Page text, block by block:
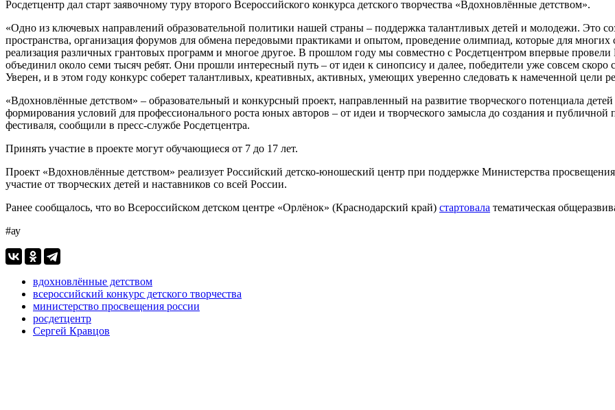
Росдетцентр дал старт заявочному туру второго Всероссийского конкурса детского творчества «Вдохновлённые детством».
«Одно из ключевых направлений образовательной политики нашей страны – поддержка талантливых детей и молодежи. Это
пространства, организация форумов для обмена передовыми практиками и опытом, проведение олимпиад, которые для многих
реализация различных грантовых программ и многое другое. В прошлом году мы совместно с Росдетцентром впервые
объединил около семи тысяч ребят. Они прошли интересный путь – от идеи к синопсису и далее, победители уже совсем
Уверен, и в этом году конкурс соберет талантливых, креативных, активных, умеющих уверенно следовать к намеченной цели
«Вдохновлённые детством» – образовательный и конкурсный проект, направленный на развитие творческого потенциала
формирования условий для профессионального роста юных авторов – от идеи и творческого замысла до создания и публичной
фестиваля, сообщили в пресс-службе Росдетцентра.
Принять участие в проекте могут обучающиеся от 7 до 17 лет.
Проект «Вдохновлённые детством» реализует Российский детско-юношеский центр при поддержке Министерства
участие от творческих детей и наставников со всей России.
Ранее сообщалось, что во Всероссийском детском центре «Орлёнок» (Краснодарский край) стартовала тематическая
#ау
вдохновлённые детством
всероссийский конкурс детского творчества
министерство просвещения россии
росдетцентр
Сергей Кравцов